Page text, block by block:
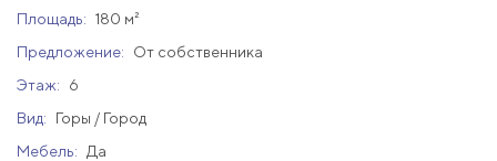
Площадь: 180 м²
Предложение:
От собственника
Этаж:
6
Вид:
Горы / Город
Мебель:
Да